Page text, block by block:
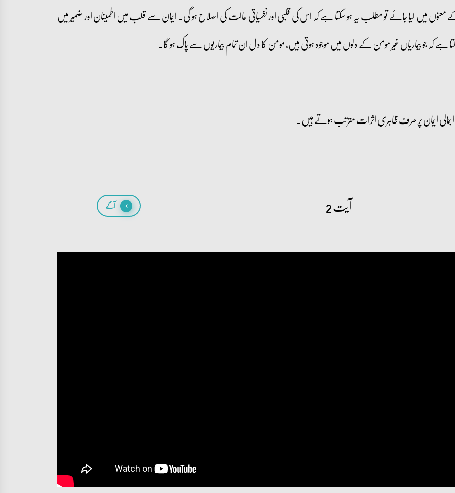
میں لیا جائے تو مطلب یہ ہو سکتا ہے کہ اس کی قلبی اور نفسیاتی حالت کی اصلاح ہو گی۔ ایمان سے قلب میں اطمینان اور ضمیر میں
کہ جو بیماریاں غیر مومن کے دلوں میں موجود ہوتی ہیں، مومن کا دل ان تمام بیماریوں سے پاک ہو گا۔
آیت 2 آگے